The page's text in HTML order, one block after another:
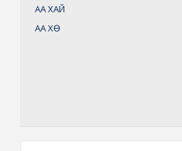
АА ХАЙ
АА ХӨ